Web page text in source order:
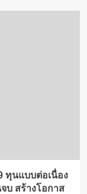
ทุนแบบต่อเนื่อง
บ สร้างโอกาส